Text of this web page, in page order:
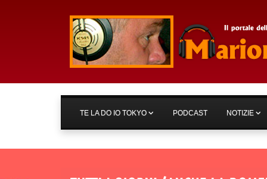
TE LA DO IO TOKYO PODCAST NOTIZIE